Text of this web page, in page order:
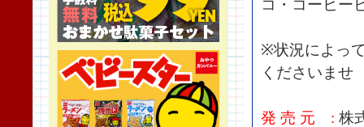
コ・コーヒー
※状況によっ
くださいませ
発 売 元 : 株